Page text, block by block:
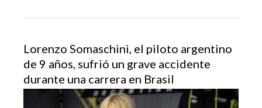
Lorenzo Somaschini, el piloto argentino
de 9 años, sufrió un grave accidente
durante una carrera en Brasil